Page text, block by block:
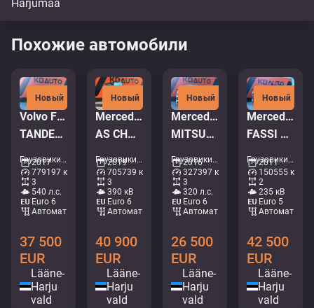
Похожие автомобили
Новый
Volvo FMX 540 6x4
TANDEM AXEL LIFT / SIDE TIPP
Грузовики - Самосвал • M250-4095
2017
779197 км
3
540 л.с.
Euro 6
Aвтомат
37 500
EUR
Lääne-
Harju
vald
Новый
Mercedes-Benz Actros 2653 6x2
AS CHASSI / GIGASPACE
Грузовики - Шасси • M190-4102
2019
705739 км
3
390 кВ
Euro 6
Aвтомат
40 900
EUR
Lääne-
Harju
vald
Новый
Mercedes-Benz Antos 2532 6x2*4
MITSUBISHI TU85SA / BOX L=8539 mm
Грузовики - Холодильник • M714-0584
2016
327397 км
3
320 л.с.
Euro 6
Aвтомат
26 500
EUR
Lääne-
Harju
vald
Новый
Mercedes-Benz Actros 1832 4x2
FASSI F135A22 / BOX L=3707 mm
Грузовики - Кран-самосвал • M253-8328
2011
150555 км
2
235 кВ
Euro 5
Aвтомат
42 500
EUR
Lääne-
Harju
vald